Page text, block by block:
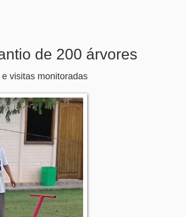
de 200 árvores
visitas monitoradas